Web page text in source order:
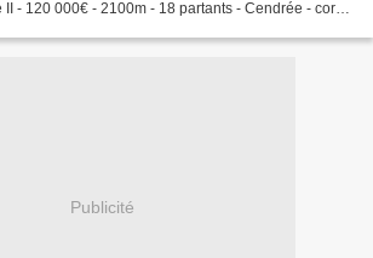
- 120 000€ - 2100m - 18 partants - Cendrée - corde
Publicité